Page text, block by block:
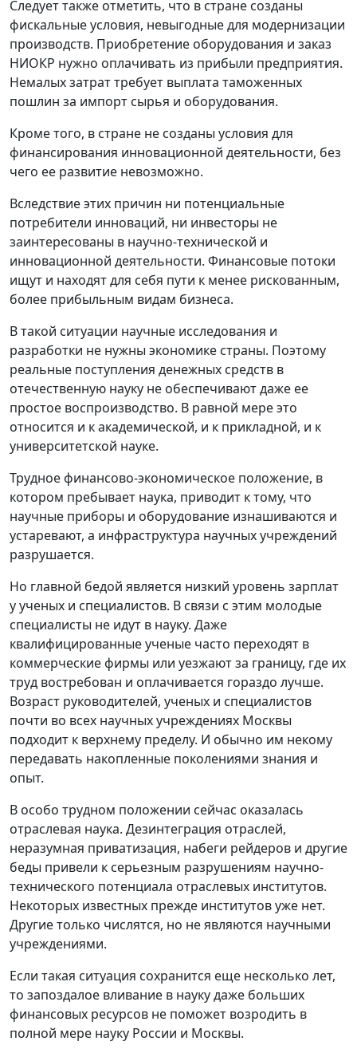
Следует также отметить, что в стране созданы
фискальные условия, невыгодные для модернизации
производств. Приобретение оборудования и заказ
НИОКР нужно оплачивать из прибыли предприятия.
Немалых затрат требует выплата таможенных
пошлин за импорт сырья и оборудования.
Кроме того, в стране не созданы условия для
финансирования инновационной деятельности, без
чего ее развитие невозможно.
Вследствие этих причин ни потенциальные
потребители инноваций, ни инвесторы не
заинтересованы в научно-технической и
инновационной деятельности. Финансовые потоки
ищут и находят для себя пути к менее рискованным,
более прибыльным видам бизнеса.
В такой ситуации научные исследования и
разработки не нужны экономике страны. Поэтому
реальные поступления денежных средств в
отечественную науку не обеспечивают даже ее
простое воспроизводство. В равной мере это
относится и к академической, и к прикладной, и к
университетской науке.
Трудное финансово-экономическое положение, в
котором пребывает наука, приводит к тому, что
научные приборы и оборудование изнашиваются и
устаревают, а инфраструктура научных учреждений
разрушается.
Но главной бедой является низкий уровень зарплат
у ученых и специалистов. В связи с этим молодые
специалисты не идут в науку. Даже
квалифицированные ученые часто переходят в
коммерческие фирмы или уезжают за границу, где их
труд востребован и оплачивается гораздо лучше.
Возраст руководителей, ученых и специалистов
почти во всех научных учреждениях Москвы
подходит к верхнему пределу. И обычно им некому
передавать накопленные поколениями знания и
опыт.
В особо трудном положении сейчас оказалась
отраслевая наука. Дезинтеграция отраслей,
неразумная приватизация, набеги рейдеров и другие
беды привели к серьезным разрушениям научно-
технического потенциала отраслевых институтов.
Некоторых известных прежде институтов уже нет.
Другие только числятся, но не являются научными
учреждениями.
Если такая ситуация сохранится еще несколько лет,
то запоздалое вливание в науку даже больших
финансовых ресурсов не поможет возродить в
полной мере науку России и Москвы.